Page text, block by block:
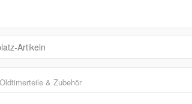
Oldtimerteile & Zubehör